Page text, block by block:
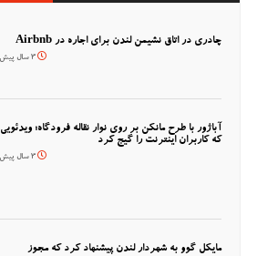
چادری در اتاق نشیمن لندن برای اجاره در Airbnb
3 سال پیش
آباژور با طرح مانکن بر روی نوار نقاله فرودگاه؛ ویدئویی
که کاربران اینترنت را گیج کرد
3 سال پیش
مایکل گوو به شهردار لندن پیشنهاد کرد که مجوز